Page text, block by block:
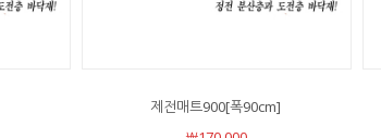
제전매트900[폭90cm]